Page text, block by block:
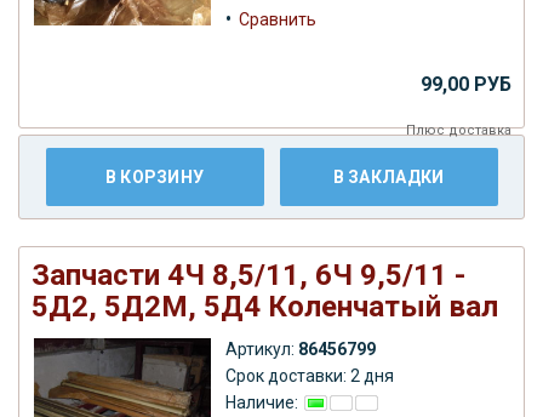
• Сравнить
99,00 РУБ
Плюсдоставка
В КОРЗИНУ В ЗАКЛАДКИ
Запчасти 4Ч 8,5/11, 6Ч 9,5/11 -
5Д2, 5Д2М, 5Д4 Коленчатый вал
Артикул: 86456799
Срок доставки: 2 дня
Наличие: